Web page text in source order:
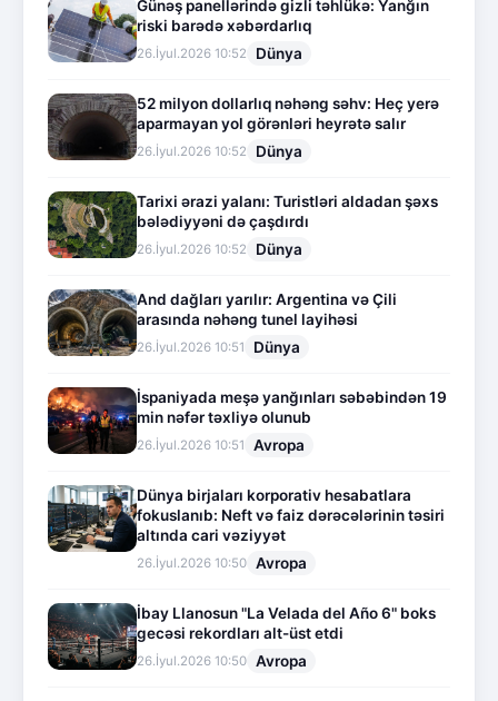
Günəş panellərində gizli təhlükə: Yanğın
riski barədə xəbərdarlıq
26.İyul.2026 10:52 Dünya
52 milyon dollarlıq nəhəng səhv: Heç yerə
aparmayan yol görənləri heyrətə salır
26.İyul.2026 10:52 Dünya
Tarixi ərazi yalanı: Turistləri aldadan şəxs
bələdiyyəni də çaşdırdı
26.İyul.2026 10:52 Dünya
And dağları yarılır: Argentina və Çili
arasında nəhəng tunel layihəsi
26.İyul.2026 10:51 Dünya
İspaniyada meşə yanğınları səbəbindən 19
min nəfər təxliyə olunub
26.İyul.2026 10:51 Avropa
Dünya birjaları korporativ hesabatlara
fokuslanıb: Neft və faiz dərəcələrinin təsiri
altında cari vəziyyət
26.İyul.2026 10:50 Avropa
İbay Llanosun "La Velada del Año 6" boks
gecəsi rekordları alt-üst etdi
26.İyul.2026 10:50 Avropa